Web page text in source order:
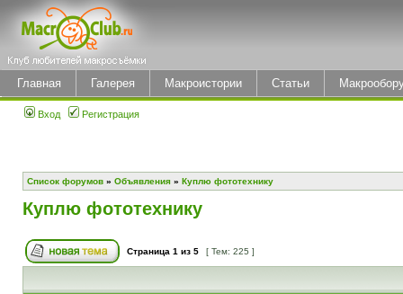
Главная Галерея Макроистории Статьи
Вход Регистрация
Список форумов » Объявления » Куплю фототехнику
Куплю фототехнику
Страница 1 из 5 [ Тем: 225 ]